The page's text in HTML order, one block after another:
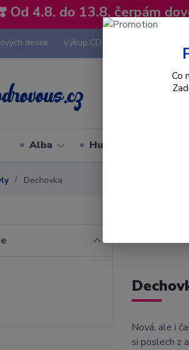
Od 4.8. do 13.8. čerpám
desek Výkup CD
Alba Hudební styly
Dechovka
Nová, ale i
si poslech z
Co